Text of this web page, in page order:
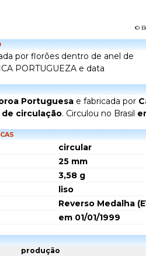
©
por florões dentro de anel de
PORTUGUEZA e data
Portuguesa e fabricada por
circulação. Circulou no Brasil
circular
25 mm
3,58 g
liso
Reverso Medalha
em 01/01/1999
produção